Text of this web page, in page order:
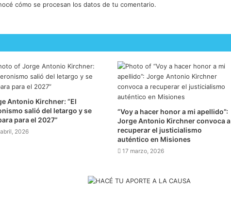
cómo se procesan los datos de tu comentario.
Antonio Kirchner: “El
salió del letargo y se
para el 2027”
2026
“Voy a hacer honor a mi apellido”:
Jorge Antonio Kirchner convoca a
recuperar el justicialismo
auténtico en Misiones
17 marzo, 2026